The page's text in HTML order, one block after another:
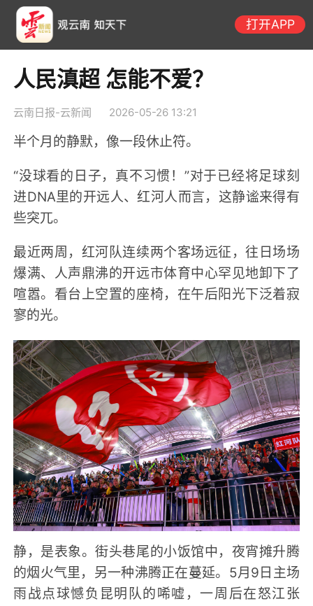
人民滇超 怎能不爱？
云南日报-云新闻 2026-05-26 13:21
半个月的静默，像一段休止符。
“没球看的日子，真不习惯！”对于已经将足球刻
进DNA里的开远人、红河人而言，这静谧来得有
些突兀。
最近两周，红河队连续两个客场远征，往日场场
爆满、人声鼎沸的开远市体育中心罕见地卸下了
喧嚣。看台上空置的座椅，在午后阳光下泛着寂
寥的光。
静，是表象。街头巷尾的小饭馆中，夜宵摊升腾
的烟火气里，另一种沸腾正在蔓延。5月9日主场
雨战点球憾负昆明队的唏嘘，一周后在怒江张
打开APP